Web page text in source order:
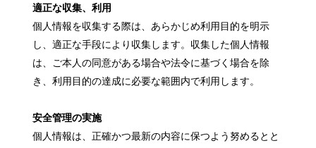
適正な収集、利用
個人情報を収集する際は、あらかじめ利用目的を明示
し、適正な手段により収集します。収集した個人情報
は、ご本人の同意がある場合や法令に基づく場合を除
き、利用目的の達成に必要な範囲内で利用します。
安全管理の実施
個人情報は、正確かつ最新の内容に保つよう努めるとと